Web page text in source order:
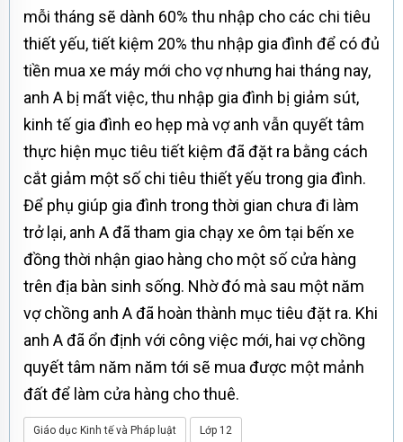
mỗi tháng sẽ dành 60% thu nhập cho các chi tiêu
thiết yếu, tiết kiệm 20% thu nhập gia đình để có đủ
tiền mua xe máy mới cho vợ nhưng hai tháng nay,
anh A bị mất việc, thu nhập gia đình bị giảm sút,
kinh tế gia đình eo hẹp mà vợ anh vẫn quyết tâm
thực hiện mục tiêu tiết kiệm đã đặt ra bằng cách
cắt giảm một số chi tiêu thiết yếu trong gia đình.
Để phụ giúp gia đình trong thời gian chưa đi làm
trở lại, anh A đã tham gia chạy xe ôm tại bến xe
đồng thời nhận giao hàng cho một số cửa hàng
trên địa bàn sinh sống. Nhờ đó mà sau một năm
vợ chồng anh A đã hoàn thành mục tiêu đặt ra. Khi
anh A đã ổn định với công việc mới, hai vợ chồng
quyết tâm năm năm tới sẽ mua được một mảnh
đất để làm cửa hàng cho thuê.
Giáo dục Kinh tế và Pháp luật Lớp 12